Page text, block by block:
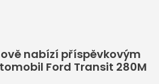
nabízí příspěvkovým
Ford Transit 280M